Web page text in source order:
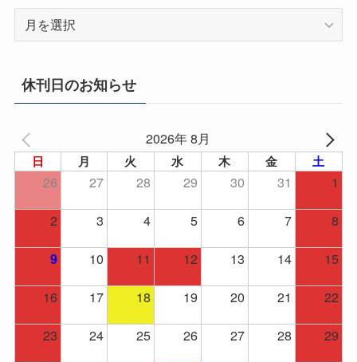
イ
ブ
休刊日のお知らせ
2026年 8月
日 月 火 水 木 金 土
26 27 28 29 30 31
1
2
3 4 5 6 7 8
9 10 11 12 13 14
15
16
17 18 19 20 21
22
23
24 25 26 27 28
29